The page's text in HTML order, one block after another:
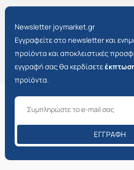
Newsletter joymarket.gr
Εγγραφείτε στο newsletter και
προϊόντα και αποκλειστικές
εγγραφή σας θα κερδίσετε
προϊόντα.
ΕΓΓΡΑΦΉ